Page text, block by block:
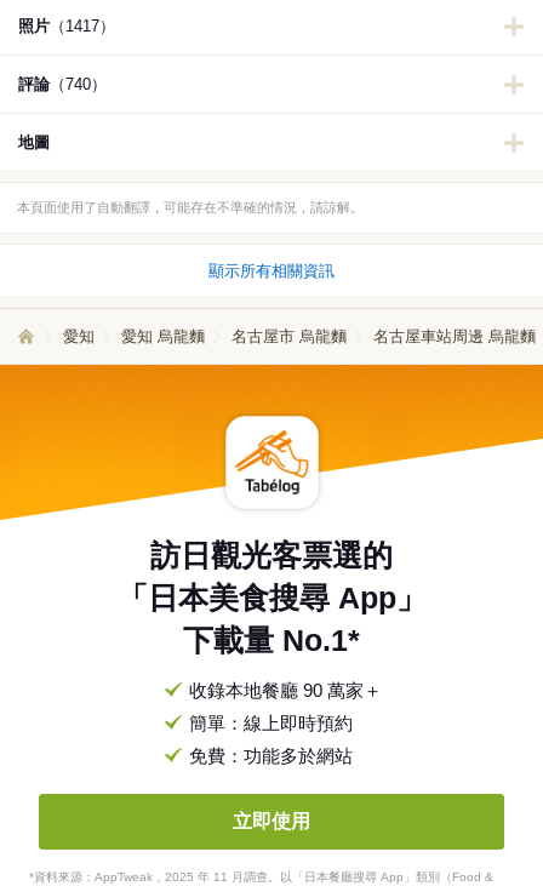
照片 （1417）
評論 （740）
地圖
本頁面使用了自動翻譯，可能存在不準確的情況，請諒解。
顯示所有相關資訊
愛知 愛知 烏龍麵 名古屋市 烏龍麵 名古屋車站周邊 烏龍麵
訪日觀光客票選的
「日本美食搜尋 App」
下載量 No.1*
收錄本地餐廳 90 萬家＋
簡單：線上即時預約
免費：功能多於網站
立即使用
*資料來源：AppTweak，2025 年 11 月調查。以「日本餐廳搜尋 App」類別（Food &